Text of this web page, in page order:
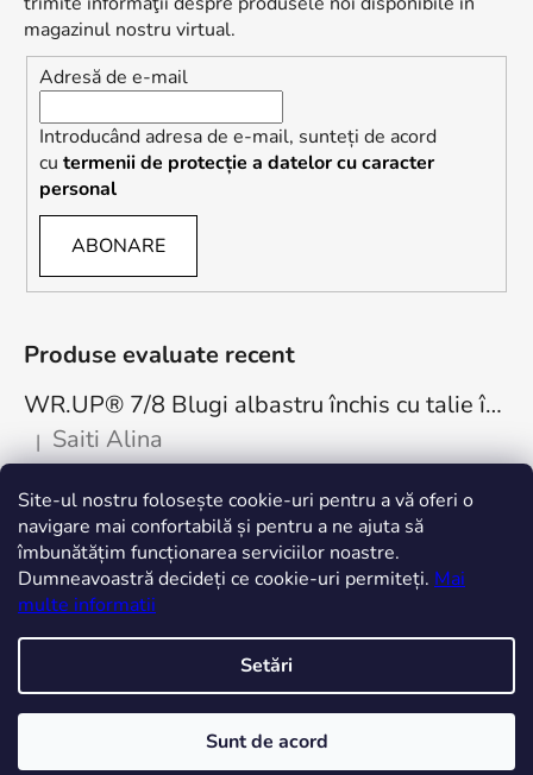
Site-ul nostru folosește cookie-uri pentru a vă oferi o
navigare mai confortabilă și pentru a ne ajuta să
îmbunătățim funcționarea serviciilor noastre.
Dumneavoastră decideți ce cookie-uri permiteți. Mai
multe informatii
Setări
Sunt de acord
magazinul nostru virtual.
Adresă de e-mail
Introducând adresa de e-mail, sunteți de acord
cu termenii de protecție a datelor cu caracter
personal
ABONARE
Produse evaluate recent
WR.UP® 7/8 Blugi albastru închis cu talie înaltă, cu nasturi RE(MOVE) WRUP4BHC002ORG, J0Y
Ratingul produsului este 5 din 5 stele.
| Saiti Alina
Cea mai bună achiziție. Minunați! Mulțumesc
freddystore.ro
Creat de Shoptet
Drepturi de autor 2026FREDDYROMANIA